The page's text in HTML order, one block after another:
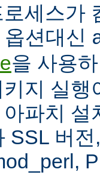
세스가
옵션대신
을 사용
지 실행
파치 설
SSL 버